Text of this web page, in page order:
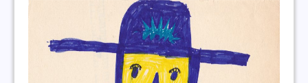
Acta Litterarum